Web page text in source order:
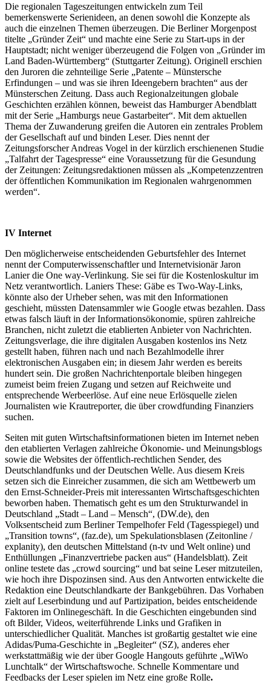
Die regionalen Tageszeitungen entwickeln zum Teil
bemerkenswerte Serienideen, an denen sowohl die Konzepte als
auch die einzelnen Themen überzeugen. Die Berliner Morgenpost
titelte „Gründer Zeit“ und machte eine Serie zu Start-ups in der
Hauptstadt; nicht weniger überzeugend die Folgen von „Gründer im
Land Baden-Württemberg“ (Stuttgarter Zeitung). Originell erschien
den Juroren die zehnteilige Serie „Patente – Münstersche
Erfindungen – und was sie ihren Ideengebern brachten“ aus der
Münsterschen Zeitung. Dass auch Regionalzeitungen globale
Geschichten erzählen können, beweist das Hamburger Abendblatt
mit der Serie „Hamburgs neue Gastarbeiter“. Mit dem aktuellen
Thema der Zuwanderung greifen die Autoren ein zentrales Problem
der Gesellschaft auf und binden Leser. Dies nennt der
Zeitungsforscher Andreas Vogel in der kürzlich erschienenen Studie
„Talfahrt der Tagespresse“ eine Voraussetzung für die Gesundung
der Zeitungen: Zeitungsredaktionen müssen als „Kompetenzzentren
der öffentlichen Kommunikation im Regionalen wahrgenommen
werden“.
IV Internet
Den möglicherweise entscheidenden Geburtsfehler des Internet
nennt der Computerwissenschaftler und Internetvisionär Jaron
Lanier die One way-Verlinkung. Sie sei für die Kostenloskultur im
Netz verantwortlich. Laniers These: Gäbe es Two-Way-Links,
könnte also der Urheber sehen, was mit den Informationen
geschieht, müssten Datensammler wie Google etwas bezahlen. Dass
etwas falsch läuft in der Informationsökonomie, spüren zahlreiche
Branchen, nicht zuletzt die etablierten Anbieter von Nachrichten.
Zeitungsverlage, die ihre digitalen Ausgaben kostenlos ins Netz
gestellt haben, führen nach und nach Bezahlmodelle ihrer
elektronischen Ausgaben ein; in diesem Jahr werden es bereits
hundert sein. Die großen Nachrichtenportale bleiben hingegen
zumeist beim freien Zugang und setzen auf Reichweite und
entsprechende Werbeerlöse. Auf eine neue Erlösquelle zielen
Journalisten wie Krautreporter, die über crowdfunding Finanziers
suchen.
Seiten mit guten Wirtschaftsinformationen bieten im Internet neben
den etablierten Verlagen zahlreiche Ökonomie- und Meinungsblogs
sowie die Websites der öffentlich-rechtlichen Sender, des
Deutschlandfunks und der Deutschen Welle. Aus diesem Kreis
setzen sich die Einreicher zusammen, die sich am Wettbewerb um
den Ernst-Schneider-Preis mit interessanten Wirtschaftsgeschichten
beworben haben. Thematisch geht es um den Strukturwandel in
Deutschland „Stadt – Land – Mensch“, (DW.de), den
Volksentscheid zum Berliner Tempelhofer Feld (Tagesspiegel) und
„Transition towns“, (faz.de), um Spekulationsblasen (Zeitonline /
explanity), den deutschen Mittelstand (n-tv und Welt online) und
Enthüllungen „Finanzvertriebe packen aus“ (Handelsblatt). Zeit
online testete das „crowd sourcing“ und bat seine Leser mitzuteilen,
wie hoch ihre Dispozinsen sind. Aus den Antworten entwickelte die
Redaktion eine Deutschlandkarte der Bankgebühren. Das Vorhaben
zielt auf Leserbindung und auf Partizipation, beides entscheidende
Faktoren im Onlinegeschäft. In die Geschichten eingebunden sind
oft Bilder, Videos, weiterführende Links und Grafiken in
unterschiedlicher Qualität. Manches ist großartig gestaltet wie eine
Adidas/Puma-Geschichte in „Begleiter“ (SZ), anderes eher
werkstattmäßig wie der über Google Hangouts geführte „WiWo
Lunchtalk“ der Wirtschaftswoche. Schnelle Kommentare und
Feedbacks der Leser spielen im Netz eine große Rolle.